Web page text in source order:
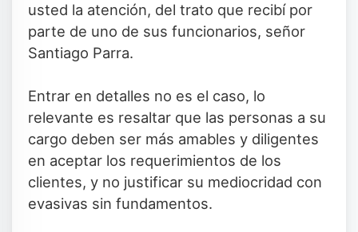
usted la atención, del trato que recibí por
parte de uno de sus funcionarios, señor
Santiago Parra.
Entrar en detalles no es el caso, lo
relevante es resaltar que las personas a su
cargo deben ser más amables y diligentes
en aceptar los requerimientos de los
clientes, y no justificar su mediocridad con
evasivas sin fundamentos.